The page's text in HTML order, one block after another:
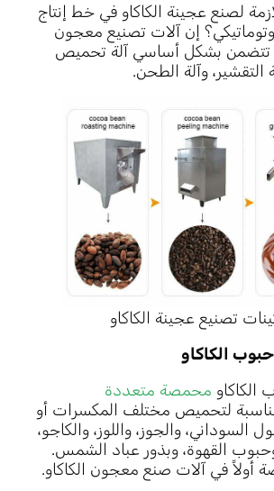
لصنع عجينة الكاكاو في خط إنتاج
إن آلات تصنيع معجون
تتضمن بشكل أساسي آلة تحميص
التقشير، وآلة الطحن.
تصنيع عجينة الكاكاو
الكاكاو
محمصة متعددة
لتحميص مختلف المكسرات أو
السوداني، والجوز، واللوز، والكاجو،
القهوة، وبذور عباد الشمس.
أولاً في آلات صنع معجون الكاكاو.